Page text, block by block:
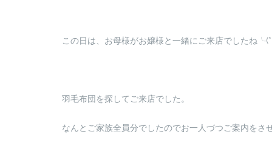
この日は、お母様がお嬢様と一緒にご来店でしたね
羽毛布団を探してご来店でした。
なんとご家族全員分でしたのでお一人づつご案内をさ